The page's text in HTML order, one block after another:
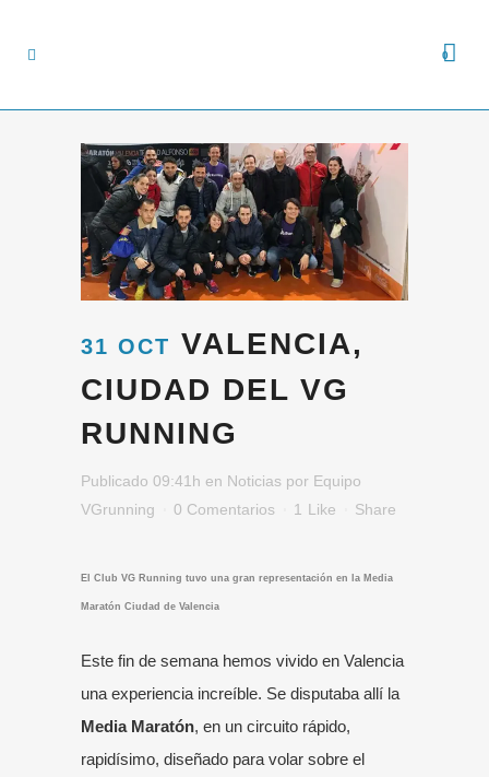
0
31 OCT VALENCIA,
CIUDAD DEL VG
RUNNING
Publicado 09:41h en Noticias por Equipo
VGrunning
0 Comentarios 1 Like Share
El Club VG Running tuvo una gran representación en la Media
Maratón Ciudad de Valencia
Este fin de semana hemos vivido en Valencia
una experiencia increíble. Se disputaba allí la
Media Maratón, en un circuito rápido,
rapidísimo, diseñado para volar sobre el